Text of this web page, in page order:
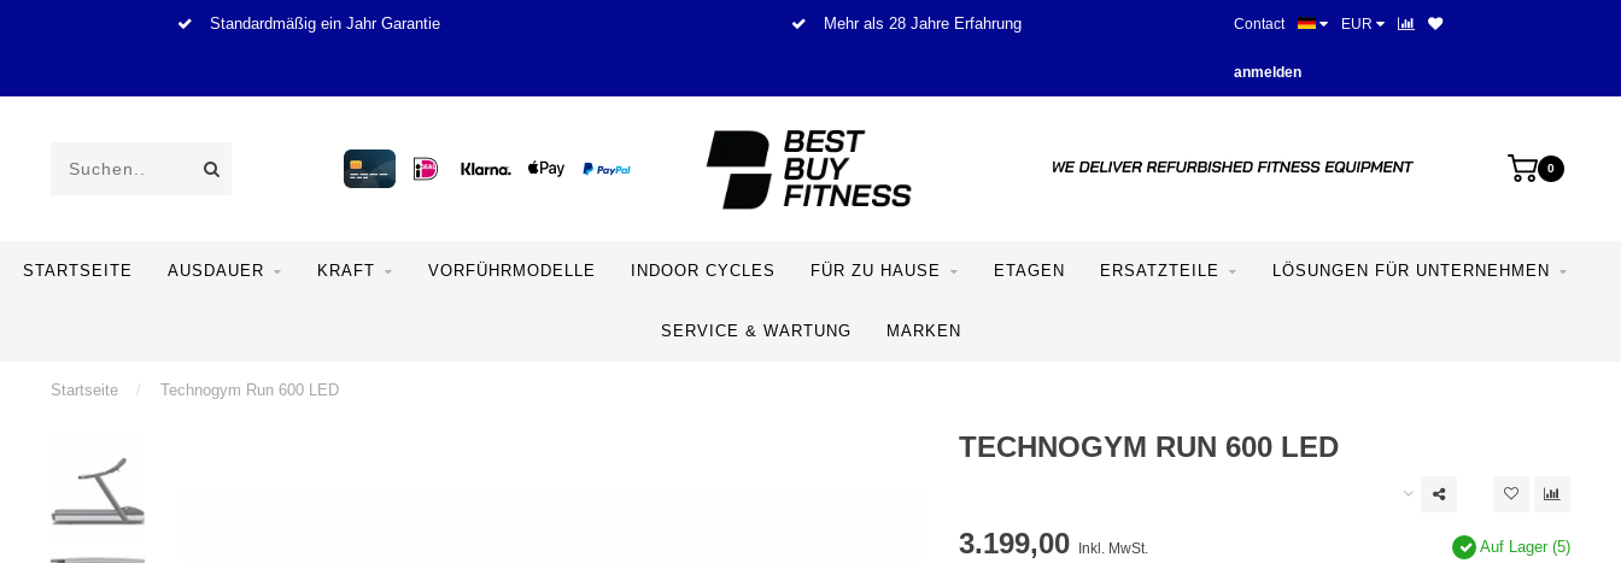
Standardmäßig ein Jahr Garantie Mehr als 28 Jahre Erfahrung Beste Preise und beste
Contact EUR
anmelden
0
STARTSEITE AUSDAUER KRAFT VORFÜHRMODELLE INDOOR CYCLES FÜR ZU HAUSE ETAGEN ERSATZTEILE LÖSUNGEN FÜR UNTERNEHMEN
SERVICE & WARTUNG MARKEN
Startseite / Technogym Run 600 LED
TECHNOGYM RUN 600 LED
3.199,00 Inkl. MwSt. Auf Lager (5)